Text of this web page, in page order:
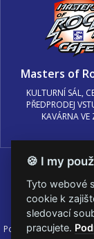
Masters of
KULTURNÍ SÁL,
PŘEDPRODEJ
KAVÁRNA VE
Podmínky užití 🍪
🍪 I my
Tyto webové
cookie k
sledovací
pracujete.